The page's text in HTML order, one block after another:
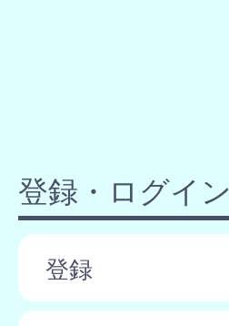
登録・ログイン
登録